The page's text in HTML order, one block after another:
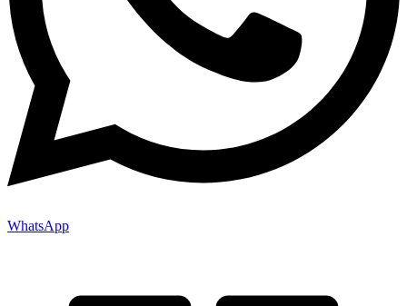
WhatsApp